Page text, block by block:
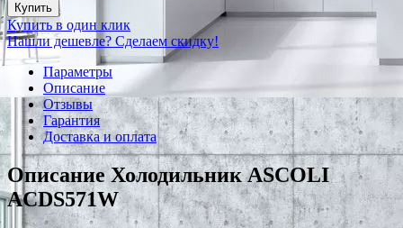
Купить
Купить в один клик
Нашли дешевле? Сделаем скидку!
Параметры
Описание
Отзывы
Гарантия
Доставка и оплата
Описание Холодильник ASCOLI
ACDS571W